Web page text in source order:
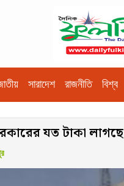
সারাদেশ রাজনীতি বিশ্ব
যত টাকা লাগছে